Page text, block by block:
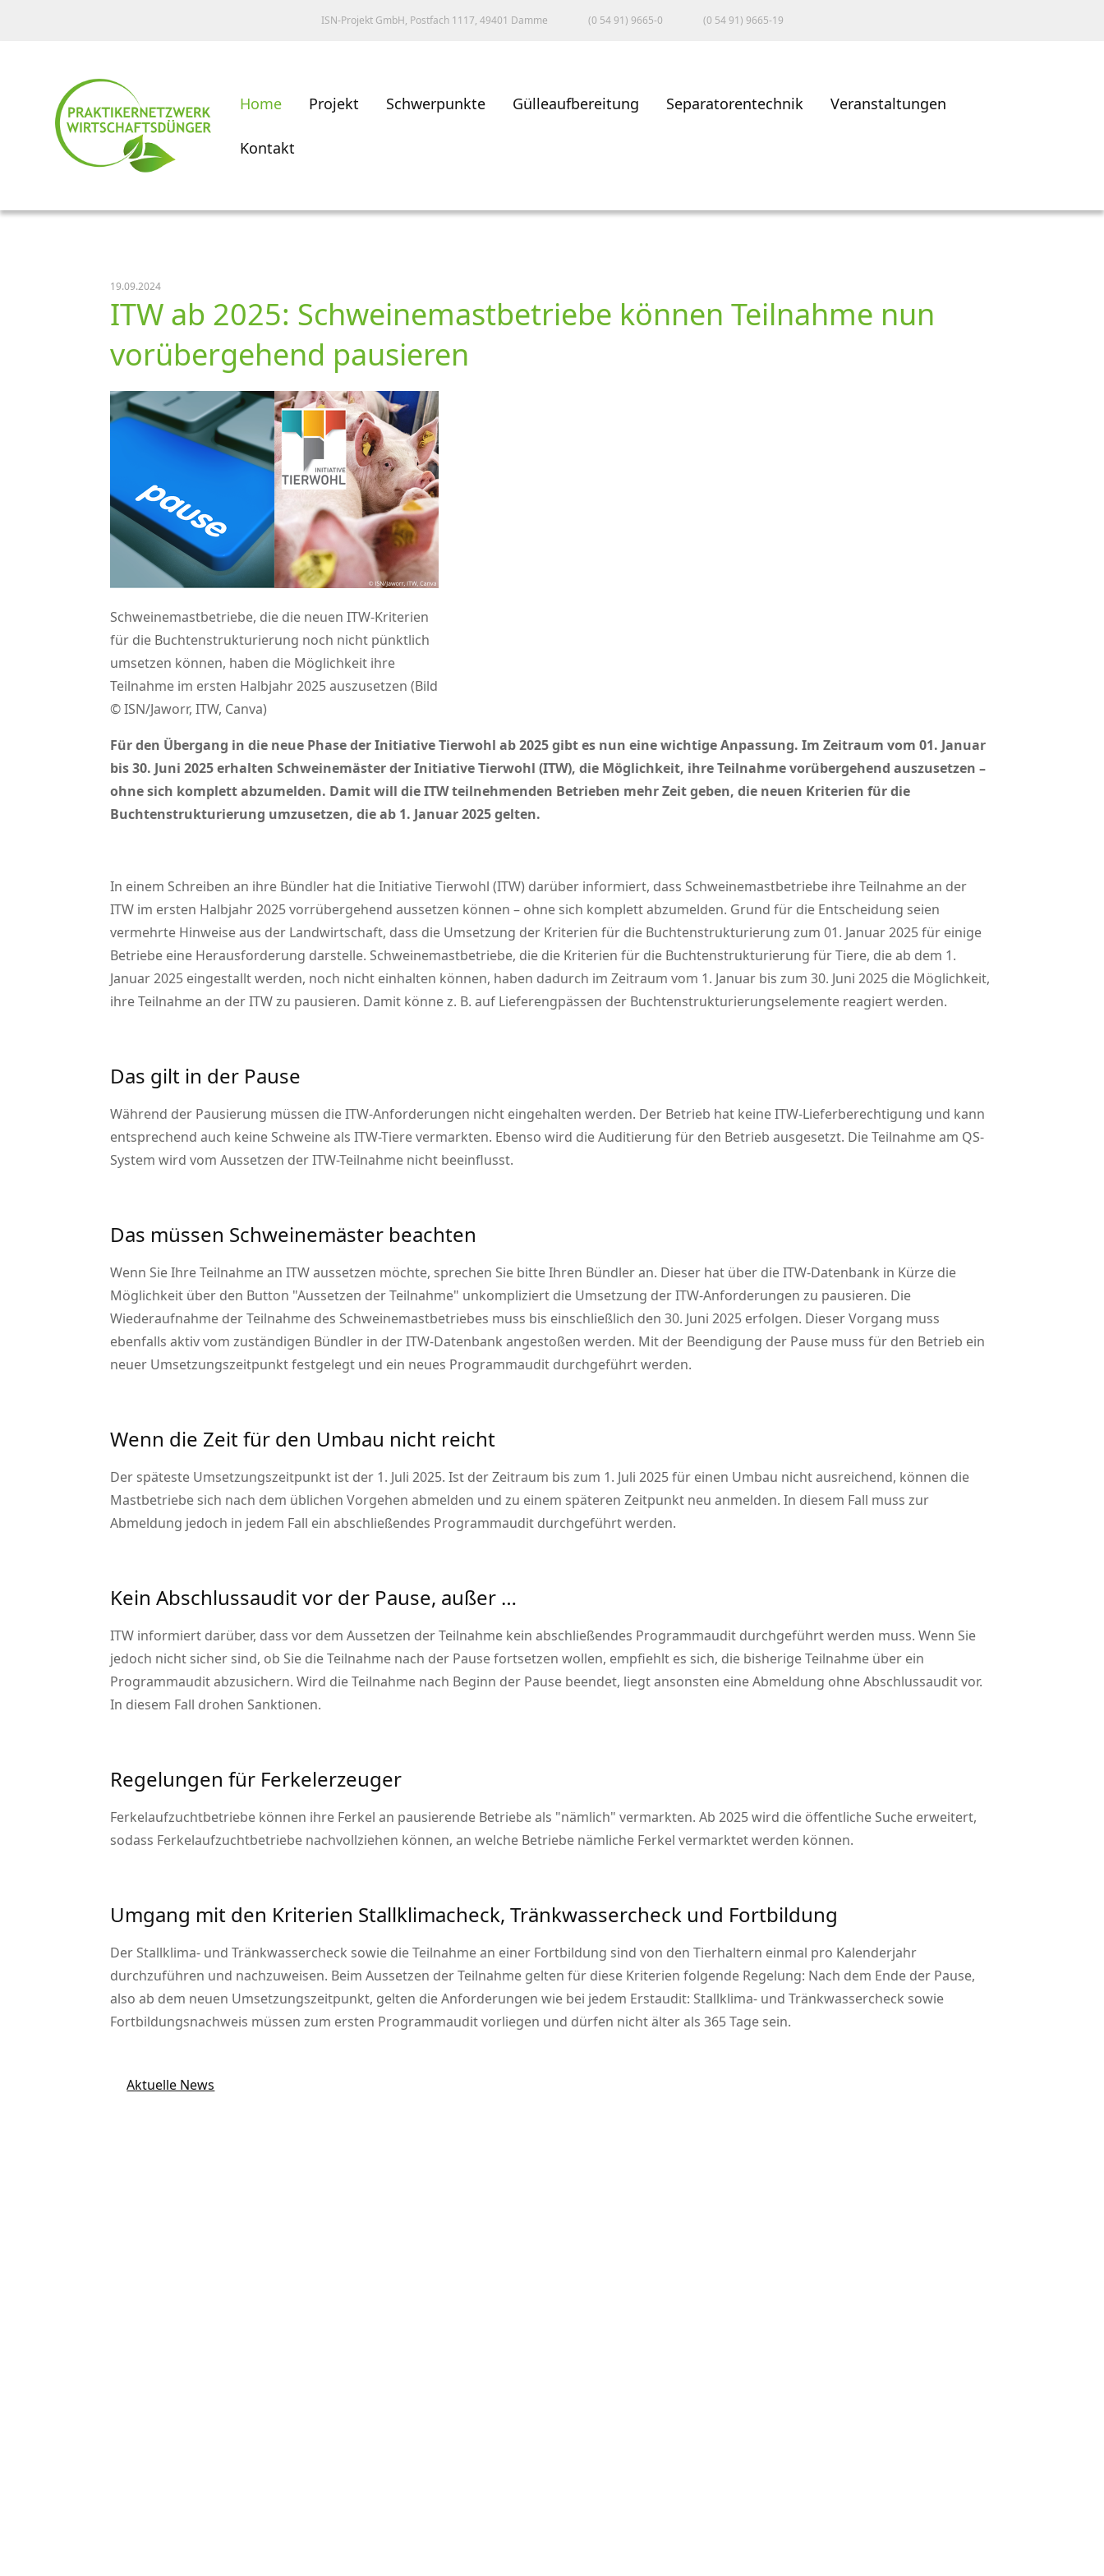
ISN-Projekt GmbH, Postfach 1117, 49401 Damme (0 54 91) 9665-0 (0 54 91) 9665-19
Home Projekt Schwerpunkte Gülleaufbereitung Separatorentechnik Veranstaltungen
Kontakt
19.09.2024
ITW ab 2025: Schweinemastbetriebe können Teilnahme nun
vorübergehend pausieren
Schweinemastbetriebe, die die neuen ITW-Kriterien
für die Buchtenstrukturierung noch nicht pünktlich
umsetzen können, haben die Möglichkeit ihre
Teilnahme im ersten Halbjahr 2025 auszusetzen (Bild
© ISN/Jaworr, ITW, Canva)
Für den Übergang in die neue Phase der Initiative Tierwohl ab 2025 gibt es nun eine wichtige Anpassung. Im Zeitraum vom 01. Januar
bis 30. Juni 2025 erhalten Schweinemäster der Initiative Tierwohl (ITW), die Möglichkeit, ihre Teilnahme vorübergehend auszusetzen –
ohne sich komplett abzumelden. Damit will die ITW teilnehmenden Betrieben mehr Zeit geben, die neuen Kriterien für die
Buchtenstrukturierung umzusetzen, die ab 1. Januar 2025 gelten.
In einem Schreiben an ihre Bündler hat die Initiative Tierwohl (ITW) darüber informiert, dass Schweinemastbetriebe ihre Teilnahme an der
ITW im ersten Halbjahr 2025 vorrübergehend aussetzen können – ohne sich komplett abzumelden. Grund für die Entscheidung seien
vermehrte Hinweise aus der Landwirtschaft, dass die Umsetzung der Kriterien für die Buchtenstrukturierung zum 01. Januar 2025 für einige
Betriebe eine Herausforderung darstelle. Schweinemastbetriebe, die die Kriterien für die Buchtenstrukturierung für Tiere, die ab dem 1.
Januar 2025 eingestallt werden, noch nicht einhalten können, haben dadurch im Zeitraum vom 1. Januar bis zum 30. Juni 2025 die Möglichkeit,
ihre Teilnahme an der ITW zu pausieren. Damit könne z. B. auf Lieferengpässen der Buchtenstrukturierungselemente reagiert werden.
Das gilt in der Pause
Während der Pausierung müssen die ITW-Anforderungen nicht eingehalten werden. Der Betrieb hat keine ITW-Lieferberechtigung und kann
entsprechend auch keine Schweine als ITW-Tiere vermarkten. Ebenso wird die Auditierung für den Betrieb ausgesetzt. Die Teilnahme am QS-
System wird vom Aussetzen der ITW-Teilnahme nicht beeinflusst.
Das müssen Schweinemäster beachten
Wenn Sie Ihre Teilnahme an ITW aussetzen möchte, sprechen Sie bitte Ihren Bündler an. Dieser hat über die ITW-Datenbank in Kürze die
Möglichkeit über den Button Aussetzen der Teilnahme unkompliziert die Umsetzung der ITW-Anforderungen zu pausieren. Die
Wiederaufnahme der Teilnahme des Schweinemastbetriebes muss bis einschließlich den 30. Juni 2025 erfolgen. Dieser Vorgang muss
ebenfalls aktiv vom zuständigen Bündler in der ITW-Datenbank angestoßen werden. Mit der Beendigung der Pause muss für den Betrieb ein
neuer Umsetzungszeitpunkt festgelegt und ein neues Programmaudit durchgeführt werden.
Wenn die Zeit für den Umbau nicht reicht
Der späteste Umsetzungszeitpunkt ist der 1. Juli 2025. Ist der Zeitraum bis zum 1. Juli 2025 für einen Umbau nicht ausreichend, können die
Mastbetriebe sich nach dem üblichen Vorgehen abmelden und zu einem späteren Zeitpunkt neu anmelden. In diesem Fall muss zur
Abmeldung jedoch in jedem Fall ein abschließendes Programmaudit durchgeführt werden.
Kein Abschlussaudit vor der Pause, außer …
ITW informiert darüber, dass vor dem Aussetzen der Teilnahme kein abschließendes Programmaudit durchgeführt werden muss. Wenn Sie
jedoch nicht sicher sind, ob Sie die Teilnahme nach der Pause fortsetzen wollen, empfiehlt es sich, die bisherige Teilnahme über ein
Programmaudit abzusichern. Wird die Teilnahme nach Beginn der Pause beendet, liegt ansonsten eine Abmeldung ohne Abschlussaudit vor.
In diesem Fall drohen Sanktionen.
Regelungen für Ferkelerzeuger
Ferkelaufzuchtbetriebe können ihre Ferkel an pausierende Betriebe als nämlich vermarkten. Ab 2025 wird die öffentliche Suche erweitert,
sodass Ferkelaufzuchtbetriebe nachvollziehen können, an welche Betriebe nämliche Ferkel vermarktet werden können.
Umgang mit den Kriterien Stallklimacheck, Tränkwassercheck und Fortbildung
Der Stallklima- und Tränkwassercheck sowie die Teilnahme an einer Fortbildung sind von den Tierhaltern einmal pro Kalenderjahr
durchzuführen und nachzuweisen. Beim Aussetzen der Teilnahme gelten für diese Kriterien folgende Regelung: Nach dem Ende der Pause,
also ab dem neuen Umsetzungszeitpunkt, gelten die Anforderungen wie bei jedem Erstaudit: Stallklima- und Tränkwassercheck sowie
Fortbildungsnachweis müssen zum ersten Programmaudit vorliegen und dürfen nicht älter als 365 Tage sein.
Aktuelle News